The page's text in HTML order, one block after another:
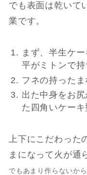
でも表面は乾いて
業です。
まず、半生ケ
平がミトンで持
フネの持った
出た中身をお
た四角いケー
上下にこだわった
まになって火が通
でもあまり作らないか